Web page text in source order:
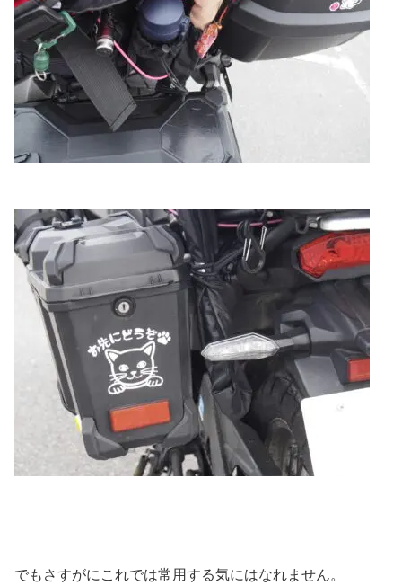
でもさすがにこれでは常用する気にはなれません。